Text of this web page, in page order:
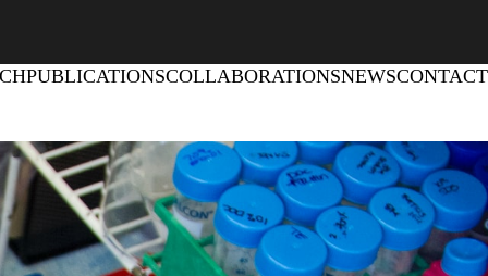
PUBLICATIONSCOLLABORATIONSNEWSCONTACT